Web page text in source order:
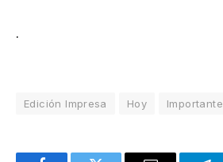
.
Edición Impresa Hoy Importante